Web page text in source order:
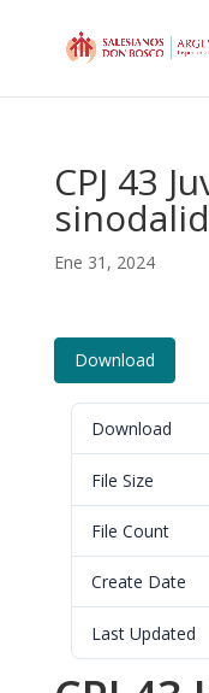
CPJ 43
Ene 31, 2024
Download
Download
File Size
File Count
Create Date
Last Updated